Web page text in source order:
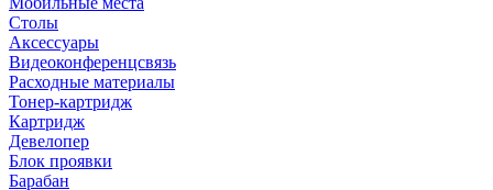
Столы
Аксессуары
Видеоконференцсвязь
Расходные материалы
Тонер-картридж
Картридж
Девелопер
Блок проявки
Барабан